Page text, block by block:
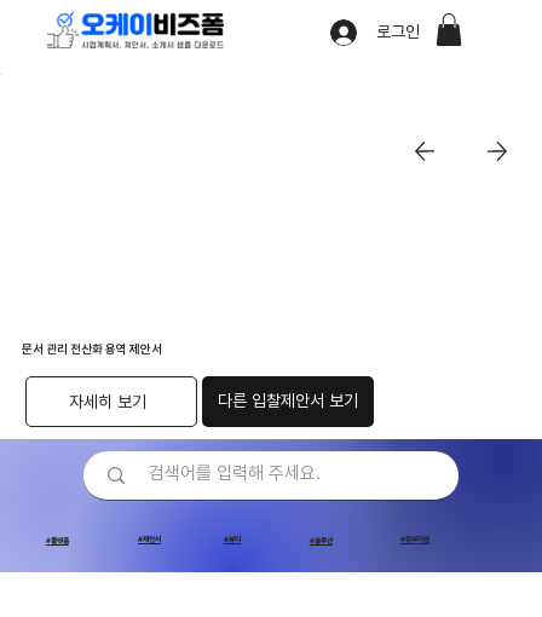
로그인
문서 관리 전산화 용역 제안서
자세히 보기 다른 입찰제안서 보기
#플랫폼 #제안서 #뷰티 #솔루션 #정부지원